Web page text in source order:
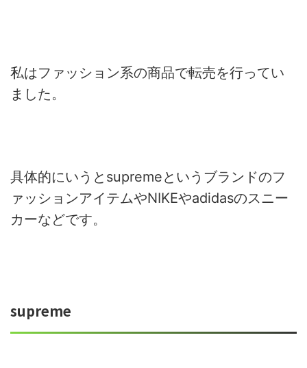
私はファッション系の商品で転売を行ってい
ました。
具体的にいうとsupremeというブランドのフ
ァッションアイテムやNIKEやadidasのスニー
カーなどです。
supreme